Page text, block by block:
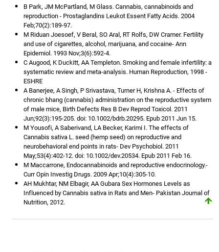
B Park, JM McPartland, M Glass. Cannabis, cannabinoids and
reproduction - Prostaglandins Leukot Essent Fatty Acids. 2004
Feb;70(2):189-97.
M Riduan Joesoef, V Beral, SO Aral, RT Rolfs, DW Cramer. Fertility
and use of cigarettes, alcohol, marijuana, and cocaine- Ann
Epidemiol. 1993 Nov;3(6):592-4.
C Augood, K Duckitt, AA Templeton. Smoking and female infertility: a
systematic review and meta-analysis. Human Reproduction, 1998 -
ESHRE
A Banerjee, A Singh, P Srivastava, Turner H, Krishna A. - Effects of
chronic bhang (cannabis) administration on the reproductive system
of male mice, Birth Defects Res B Dev Reprod Toxicol. 2011
Jun;92(3):195-205. doi: 10.1002/bdrb.20295. Epub 2011 Jun 15.
M Yousofi, A Saberivand, LA Becker, Karimi I. The effects of
Cannabis sativa L. seed (hemp seed) on reproductive and
neurobehavioral end points in rats- Dev Psychobiol. 2011
May;53(4):402-12. doi: 10.1002/dev.20534. Epub 2011 Feb 16.
M Maccarrone, Endocannabinoids and reproductive endocrinology.-
Curr Opin Investig Drugs. 2009 Apr;10(4):305-10.
AH Mukhtar, NM Elbagir, AA Gubara Sex Hormones Levels as
Influenced by Cannabis sativa in Rats and Men- Pakistan Journal of
Nutrition, 2012.